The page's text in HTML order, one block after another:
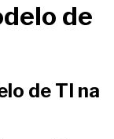
de
de TI na